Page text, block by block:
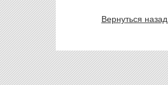
Вернуться назад